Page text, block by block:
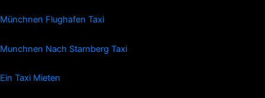
Münchnen Flughafen Taxi
Munchnen Nach Starnberg Taxi
Ein Taxi Mieten